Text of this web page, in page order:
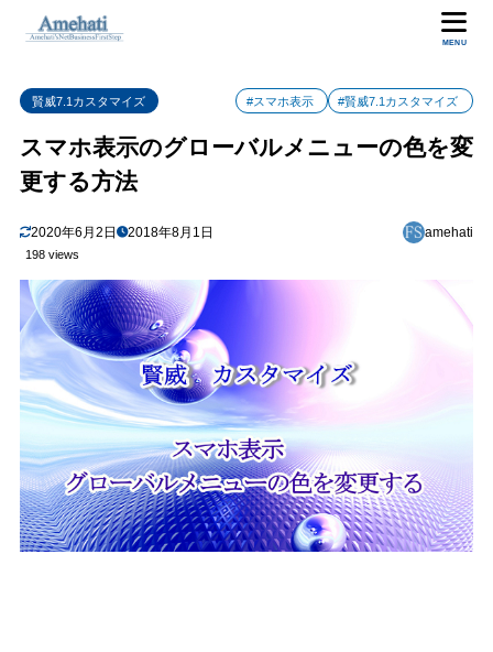
MENU
賢威7.1カスタマイズ #スマホ表示 #賢威7.1カスタマイズ
スマホ表示のグローバルメニューの色を変
更する方法
2020年6月2日 2018年8月1日 amehati
198 views